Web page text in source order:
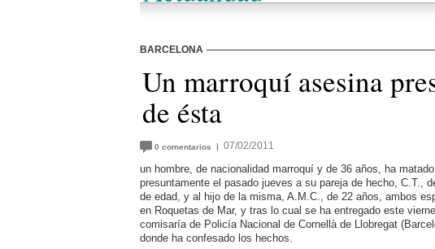
BARCELONA
Un marroquí asesina
de ésta
0 comentarios | 07/02/2011
un hombre, de nacionalidad marroquí y de 36 años, ha matado
presuntamente el pasado jueves a su pareja de hecho, C.T.,
de edad, y al hijo de la misma, A.M.C., de 22 años, ambos
en Roquetas de Mar, y tras lo cual se ha entregado este
comisaría de Policía Nacional de Cornellà de Llobregat
donde ha confesado los hechos.